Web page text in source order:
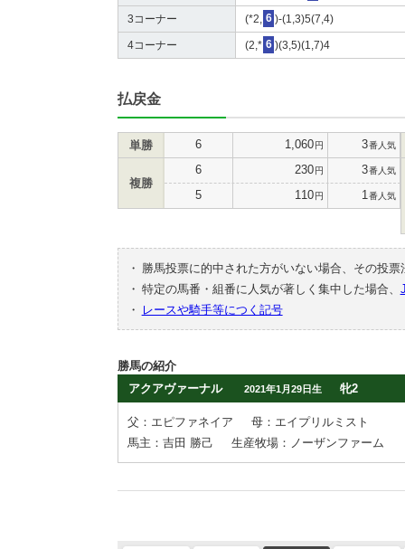
3コーナー (*2, 6 )-(1,3)5(7,4)
4コーナー (2,* 6 )(3,5)(1,7)4
払戻金
単勝 6 1,060円 3番人気
複勝
6 230円 3番人気
5 110円 1 番人気
・
勝馬投票に的中された方がいない場合、その投
・ 特定の馬番・組番に人気が著しく集中した場合、
・
レースや騎手等につく記号
勝馬の紹介
アクアヴァーナル
2021年1月29日生 牝2
父：エピファネイア
母：エイプリルミスト
馬主：吉田 勝己
生産牧場：ノーザンファーム